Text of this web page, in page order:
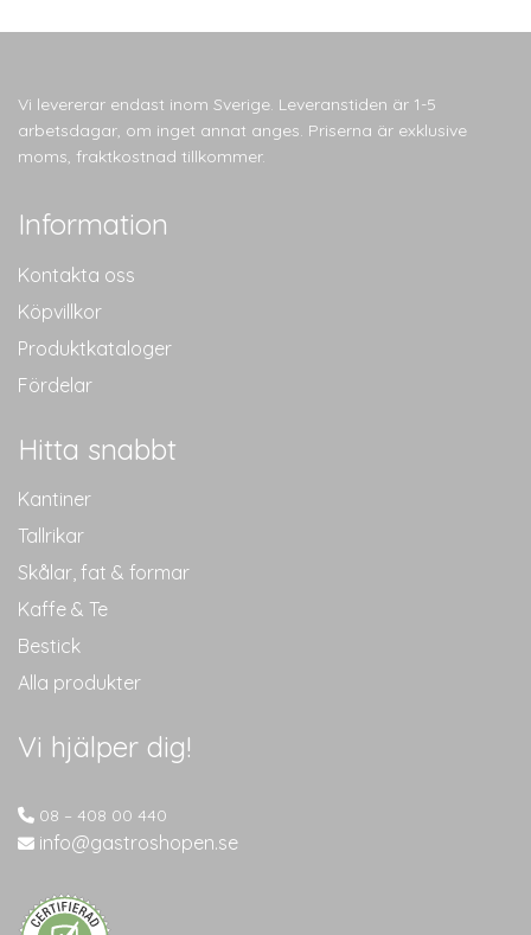
Vi levererar endast inom Sverige. Leveranstiden är 1-5
arbetsdagar, om inget annat anges. Priserna är exklusive
moms, fraktkostnad tillkommer.
Information
Kontakta oss
Köpvillkor
Produktkataloger
Fördelar
Hitta snabbt
Kantiner
Tallrikar
Skålar, fat & formar
Kaffe & Te
Bestick
Alla produkter
Vi hjälper dig!
08 – 408 00 440
info@gastroshopen.se